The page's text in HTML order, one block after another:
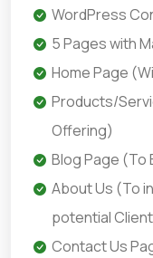
WordPress
5 Pages with
Home Page
Products/
Offering)
Blog Page (To
About Us (To
potential
Contact Us